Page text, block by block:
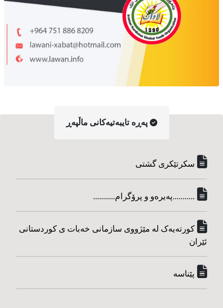
په‌ڕه‌ تایبه‌تیه‌کانی ماڵپه‌ڕ
سکرتێکری گشتی
...........په‌یره‌و و پرۆگرام...........
کورته‌یه‌ک له مێژووی سازمانی خه‌بات ی کوردستانی
ئێران
پێناسه‌